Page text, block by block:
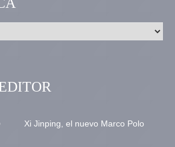
Xi Jinping, el nuevo Marco Polo